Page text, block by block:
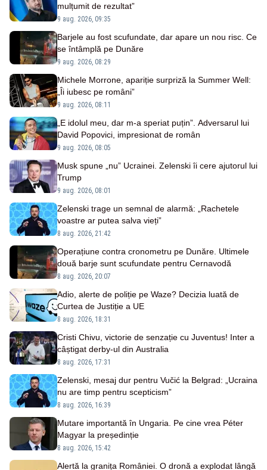
mulțumit de rezultat”
9 aug. 2026, 09:35
Barjele au fost scufundate, dar apare un nou risc. Ce
se întâmplă pe Dunăre
9 aug. 2026, 08:29
Michele Morrone, apariție surpriză la Summer Well:
„Îi iubesc pe români”
9 aug. 2026, 08:11
„E idolul meu, dar m-a speriat puțin”. Adversarul lui
David Popovici, impresionat de român
9 aug. 2026, 08:05
Musk spune „nu” Ucrainei. Zelenski îi cere ajutorul lui
Trump
9 aug. 2026, 08:01
Zelenski trage un semnal de alarmă: „Rachetele
voastre ar putea salva vieți”
8 aug. 2026, 21:42
Operațiune contra cronometru pe Dunăre. Ultimele
două barje sunt scufundate pentru Cernavodă
8 aug. 2026, 20:07
Adio, alerte de poliție pe Waze? Decizia luată de
Curtea de Justiție a UE
8 aug. 2026, 18:31
Cristi Chivu, victorie de senzație cu Juventus! Inter a
câștigat derby-ul din Australia
8 aug. 2026, 17:31
Zelenski, mesaj dur pentru Vučić la Belgrad: „Ucraina
nu are timp pentru scepticism”
8 aug. 2026, 16:39
Mutare importantă în Ungaria. Pe cine vrea Péter
Magyar la președinție
8 aug. 2026, 15:42
Alertă la granița României. O dronă a explodat lângă